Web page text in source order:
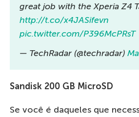
great job with the Xperia Z4
http://t.co/x4JASifevn
pic.twitter.com/P396McPRsT
— TechRadar (@techradar)
Sandisk 200 GB MicroSD
Se você é daqueles que